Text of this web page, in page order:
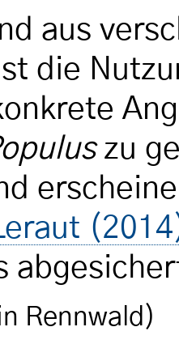
aus
die
zu
Rennwald)